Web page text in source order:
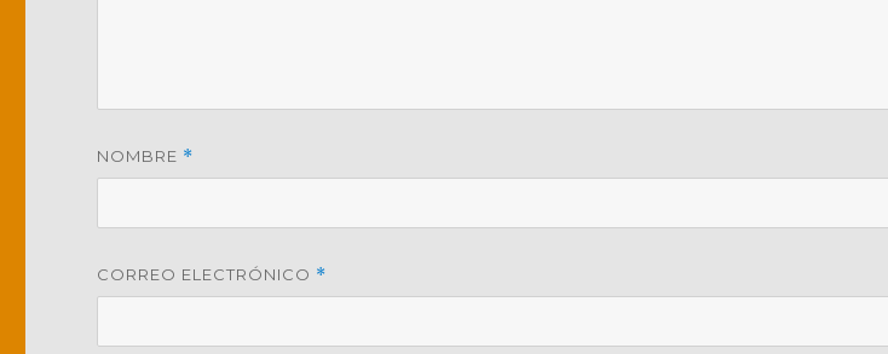
NOMBRE *
CORREO ELECTRÓNICO *